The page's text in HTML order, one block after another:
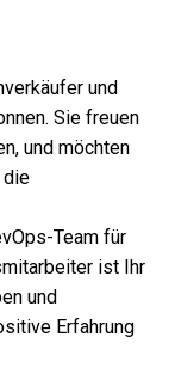
und
Sie freuen
und möchten
die
Team für
ist Ihr
und
Erfahrung